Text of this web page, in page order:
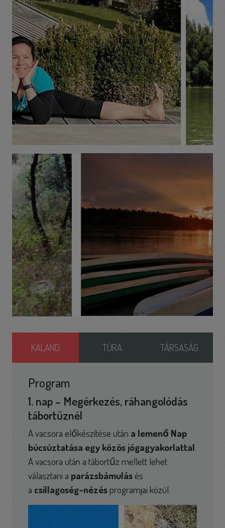
KALAND TÚRA TÁRSASÁG
Program
1. nap – Megérkezés, ráhangolódás
tábortűznél
A vacsora előkészítése után a lemenő Nap
búcsúztatása egy közös jógagyakorlattal.
A vacsora után a tábortűz mellett lehet
választani a parázsbámulás és
a csillagoség-nézés programjai közül.